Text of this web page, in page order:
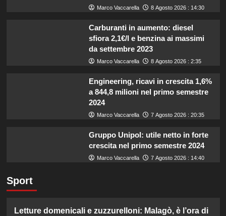
Marco Vaccarella 8 Agosto 2026 : 14:30
Carburanti in aumento: diesel
sfiora 2,1€/l e benzina ai massimi
da settembre 2023
Marco Vaccarella 8 Agosto 2026 : 2:35
Engineering, ricavi in crescita 1,6%
a 844,8 milioni nel primo semestre
2024
Marco Vaccarella 7 Agosto 2026 : 20:35
Gruppo Unipol: utile netto in forte
crescita nel primo semestre 2024
Marco Vaccarella 7 Agosto 2026 : 14:40
Sport
Letture domenicali e zuzzurelloni: Malagò, è l’ora di